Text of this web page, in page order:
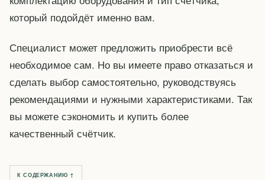
который подойдёт именно вам.
Специалист может предложить приобрести всё
необходимое сам. Но вы имеете право отказаться и
сделать выбор самостоятельно, руководствуясь
рекомендациями и нужными характеристиками. Так
вы можете сэкономить и купить более
качественный счётчик.
К СОДЕРЖАНИЮ ↑